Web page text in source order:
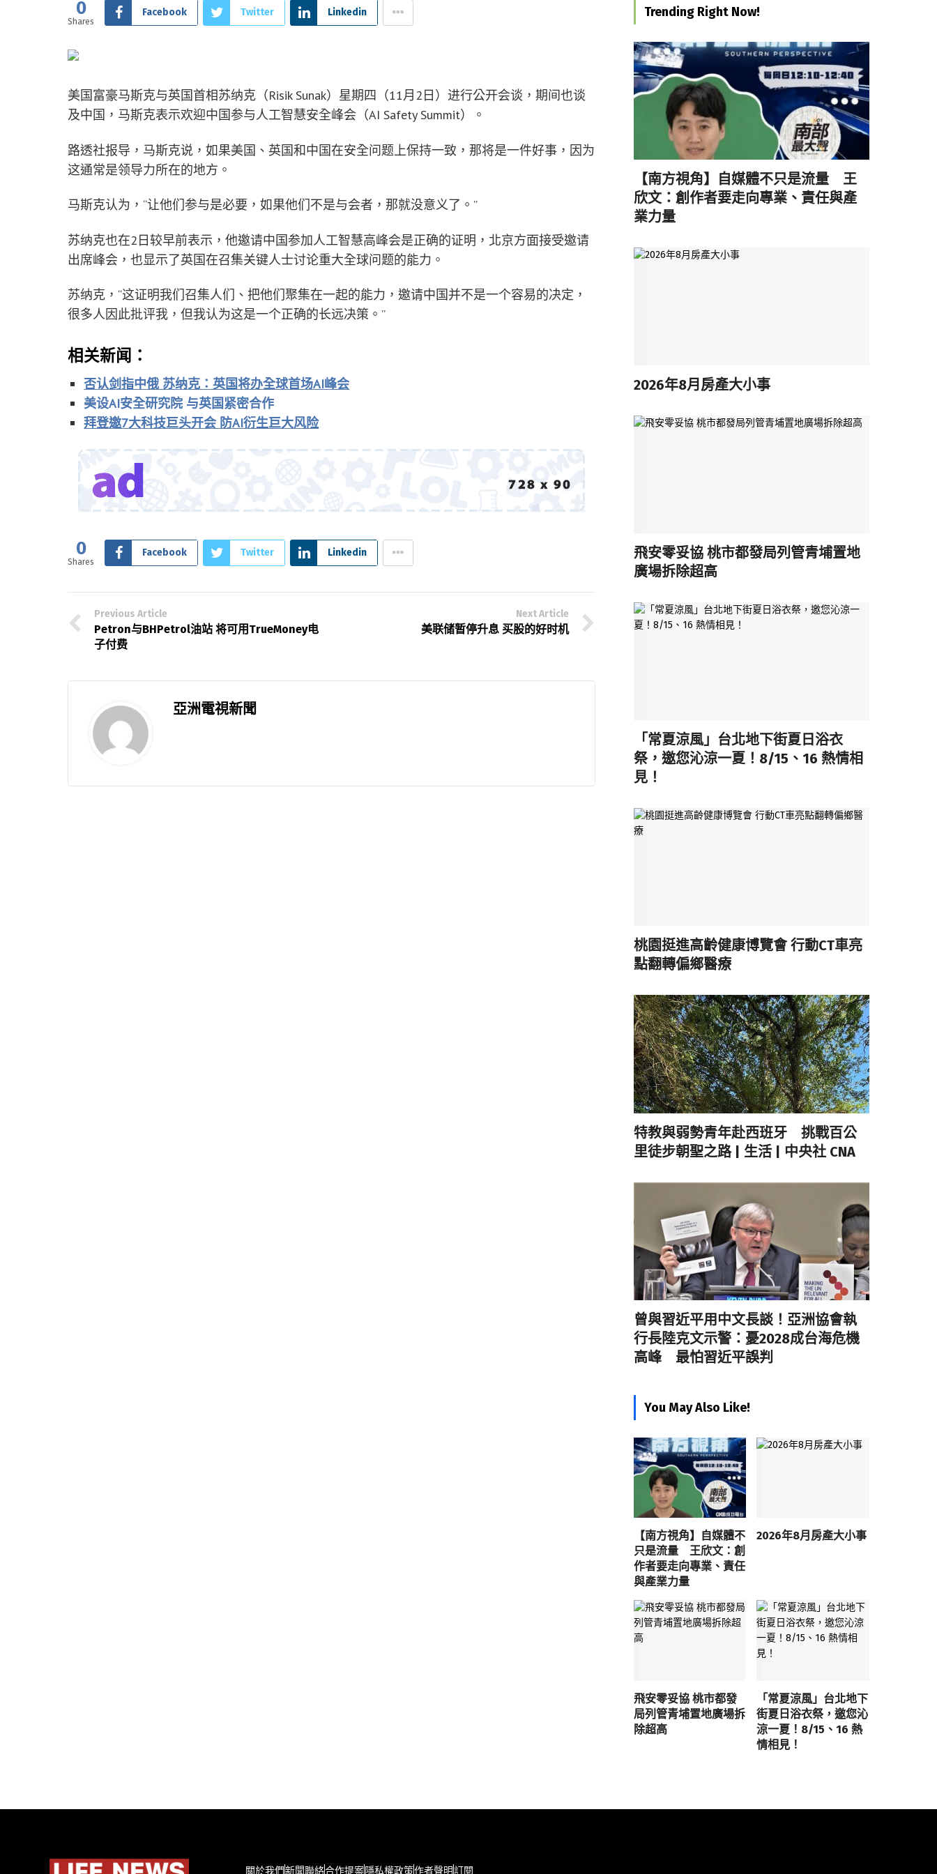
0
Shares
Facebook Twitter Linkedin
美国富豪马斯克与英国首相苏纳克（Risik Sunak）星期四（11月2日）进行公开会谈，期间也谈
及中国，马斯克表示欢迎中国参与人工智慧安全峰会（AI Safety Summit）。
路透社报导，马斯克说，如果美国、英国和中国在安全问题上保持一致，那将是一件好事，因为
这通常是领导力所在的地方。
马斯克认为，“让他们参与是必要，如果他们不是与会者，那就没意义了。”
苏纳克也在2日较早前表示，他邀请中国参加人工智慧高峰会是正确的证明，北京方面接受邀请
出席峰会，也显示了英国在召集关键人士讨论重大全球问题的能力。
苏纳克，“这证明我们召集人们、把他们聚集在一起的能力，邀请中国并不是一个容易的决定，
很多人因此批评我，但我认为这是一个正确的长远决策。”
相关新闻：
否认剑指中俄 苏纳克：英国将办全球首场AI峰会
美设AI安全研究院 与英国紧密合作
拜登邀7大科技巨头开会 防AI衍生巨大风险
0
Shares
Facebook Twitter Linkedin
Previous Article
Petron与BHPetrol油站 将可用TrueMoney电
子付费
Next Article
美联储暂停升息 买股的好时机
亞洲電視新聞
Trending Right Now!
【南方視角】自媒體不只是流量 王
欣文：創作者要走向專業、責任與產
業力量
2026年8月房產大小事
飛安零妥協 桃市都發局列管青埔置地
廣場拆除超高
「常夏涼風」台北地下街夏日浴衣
祭，邀您沁涼一夏！8/15、16 熱情相
見！
桃園挺進高齡健康博覽會 行動CT車亮
點翻轉偏鄉醫療
特教與弱勢青年赴西班牙 挑戰百公
里徒步朝聖之路 | 生活 | 中央社 CNA
曾與習近平用中文長談！亞洲協會執
行長陸克文示警：憂2028成台海危機
高峰 最怕習近平誤判
You May Also Like!
【南方視角】自媒體不
只是流量 王欣文：創
作者要走向專業、責任
與產業力量
2026年8月房產大小事
飛安零妥協 桃市都發
局列管青埔置地廣場拆
除超高
「常夏涼風」台北地下
街夏日浴衣祭，邀您沁
涼一夏！8/15、16 熱
情相見！
關於我們新聞聯絡合作提案隱私權政策作者聲明訂閱